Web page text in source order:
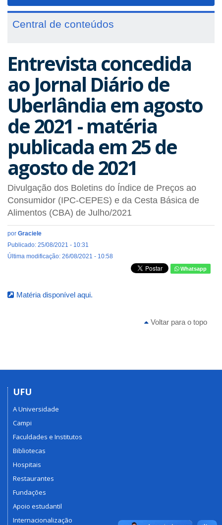
Central de conteúdos
Entrevista concedida
ao Jornal Diário de
Uberlândia em agosto
de 2021 - matéria
publicada em 25 de
agosto de 2021
Divulgação dos Boletins do Índice de Preços ao
Consumidor (IPC-CEPES) e da Cesta Básica de
Alimentos (CBA) de Julho/2021
por Graciele
Publicado: 25/08/2021 - 10:31
Última modificação: 26/08/2021 - 10:58
Whatsapp
Matéria disponível aqui.
Voltar para o topo
UFU
A Universidade
Campi
Faculdades e Institutos
Bibliotecas
Hospitais
Restaurantes
Fundações
Apoio estudantil
Internacionalização